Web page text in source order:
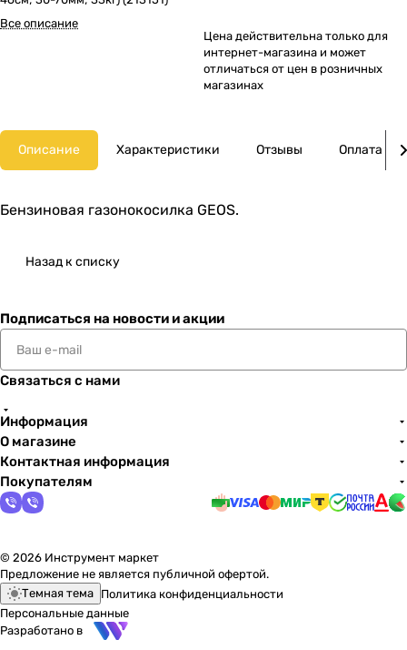
Все описание
Цена действительна только для
интернет-магазина и может
отличаться от цен в розничных
магазинах
Описание Характеристики Отзывы Оплата
Бензиновая газонокосилка GEOS.
Назад к списку
Подписаться на новости и акции
Связаться с нами
Информация
О магазине
Контактная информация
Покупателям
© 2026 Инструмент маркет
Предложение не является публичной офертой.
Темная тема Политика конфиденциальности
Персональные данные
Разработано в